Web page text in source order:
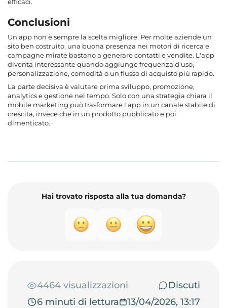
Conclusioni
Un'app non è sempre la scelta migliore. Per molte aziende un
sito ben costruito, una buona presenza nei motori di ricerca e
campagne mirate bastano a generare contatti e vendite. L'app
diventa interessante quando aggiunge frequenza d'uso,
personalizzazione, comodità o un flusso di acquisto più rapido.
La parte decisiva è valutare prima sviluppo, promozione,
analytics e gestione nel tempo. Solo con una strategia chiara il
mobile marketing può trasformare l'app in un canale stabile di
crescita, invece che in un prodotto pubblicato e poi
dimenticato.
Hai trovato risposta alla tua domanda?
4464 visualizzazioni
Discuti
6 minuti di lettura
13/04/2026, 13:17